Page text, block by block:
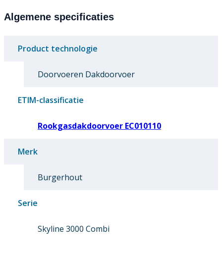
Algemene specificaties
Product technologie
Doorvoeren Dakdoorvoer
ETIM-classificatie
Rookgasdakdoorvoer EC010110
Merk
Burgerhout
Serie
Skyline 3000 Combi